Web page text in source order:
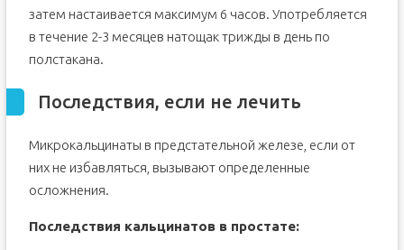
затем настаивается максимум 6 часов. Употребляется
в течение 2-3 месяцев натощак трижды в день по
полстакана.
Последствия, если не лечить
Микрокальцинаты в предстательной железе, если от
них не избавляться, вызывают определенные
осложнения.
Последствия кальцинатов в простате: